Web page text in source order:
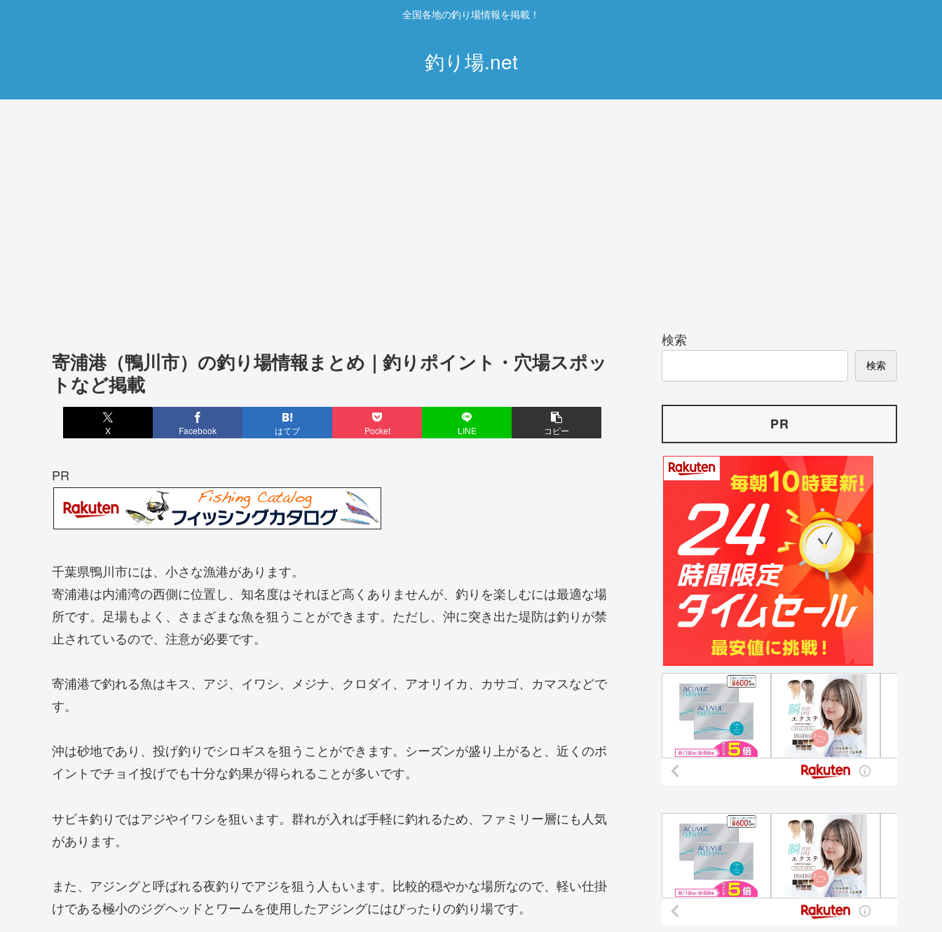
全国各地の釣り場情報を掲載！
釣り場.net
寄浦港（鴨川市）の釣り場情報まとめ｜釣りポイント・穴場スポッ
トなど掲載
X Facebook はてブ Pocket LINE コピー
PR
千葉県鴨川市には、小さな漁港があります。
寄浦港は内浦湾の西側に位置し、知名度はそれほど高くありませんが、釣りを楽しむには最適な場
所です。足場もよく、さまざまな魚を狙うことができます。ただし、沖に突き出た堤防は釣りが禁
止されているので、注意が必要です。
寄浦港で釣れる魚はキス、アジ、イワシ、メジナ、クロダイ、アオリイカ、カサゴ、カマスなどで
す。
沖は砂地であり、投げ釣りでシロギスを狙うことができます。シーズンが盛り上がると、近くのポ
イントでチョイ投げでも十分な釣果が得られることが多いです。
サビキ釣りではアジやイワシを狙います。群れが入れば手軽に釣れるため、ファミリー層にも人気
があります。
また、アジングと呼ばれる夜釣りでアジを狙う人もいます。比較的穏やかな場所なので、軽い仕掛
けである極小のジグヘッドとワームを使用したアジングにはぴったりの釣り場です。
検索
検索
PR